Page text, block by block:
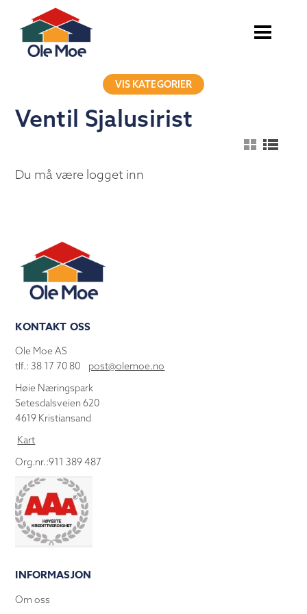
VIS KATEGORIER
Ventil Sjalusirist
Du må være logget inn
KONTAKT OSS
Ole Moe AS
tlf.: 38 17 70 80 post@olemoe.no
Høie Næringspark
Setesdalsveien 620
4619 Kristiansand
Kart
Org.nr.:911 389 487
INFORMASJON
Om oss